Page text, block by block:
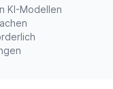
KI-Modellen